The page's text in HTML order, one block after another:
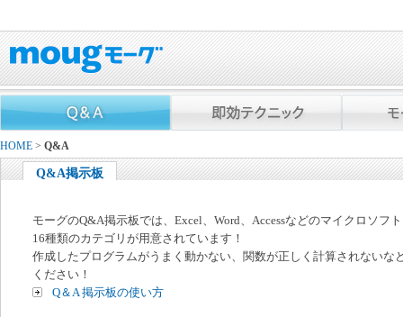
HOME > Q&A
Q&A掲示板
モーグのQ&A掲示板では、Excel、Word、Accessなどのマイクロソフ
16種類のカテゴリが用意されています！
作成したプログラムがうまく動かない、関数が正しく計算されないな
ください！
Q＆A 掲示板の使い方